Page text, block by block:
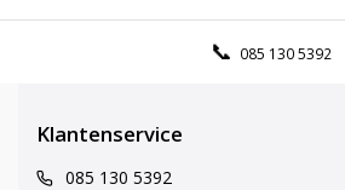
085 130 5392
Klantenservice
085 130 5392